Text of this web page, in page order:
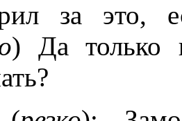
за
) Да только